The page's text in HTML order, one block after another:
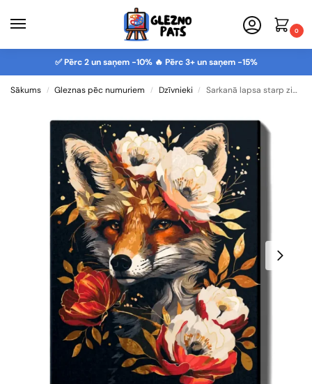
0
✅ Pērc 2 un saņem -10% 🔥 Pērc 3+ un saņem -15%
Sākums / Gleznas pēc numuriem / Dzīvnieki / Sarkanā lapsa starp ziediem